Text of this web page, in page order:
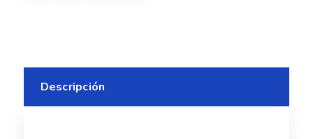
Descripción